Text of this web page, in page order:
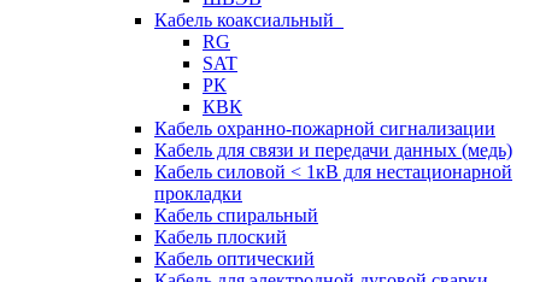
Кабель коаксиальный
RG
SAT
РК
КВК
Кабель охранно-пожарной сигнализации
Кабель для связи и передачи данных (медь)
Кабель силовой < 1кВ для нестационарной
прокладки
Кабель спиральный
Кабель плоский
Кабель оптический